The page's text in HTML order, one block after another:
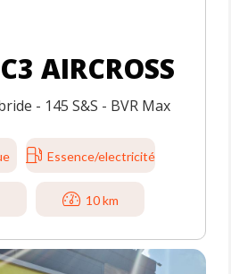
AIRCROSS
- 145 S&S - BVR Max
Essence/electricité
10 km